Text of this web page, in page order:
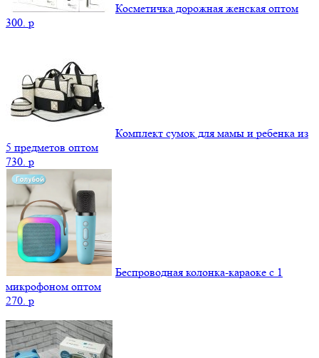
Косметичка дорожная женская оптом
300. p
Комплект сумок для мамы и ребенка из
5 предметов оптом
730. p
Беспроводная колонка-караоке с 1
микрофоном оптом
270. p